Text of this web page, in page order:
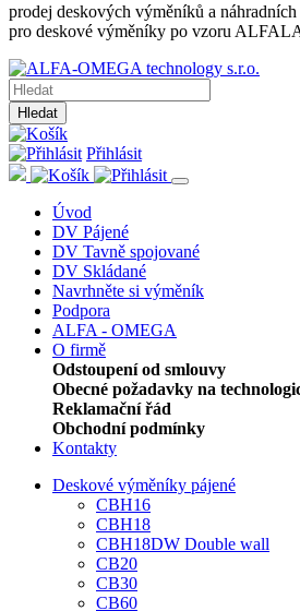
prodej deskových výměníků a
pro deskové výměníky po vzoru
Hledat
Přihlásit
Úvod
DV Pájené
DV Tavně spojované
DV Skládané
Navrhněte si výměník
Podpora
ALFA - OMEGA
O firmě
Odstoupení od smlouvy
Obecné požadavky na
Reklamační řád
Obchodní podmínky
Kontakty
Deskové výměníky pájené
CBH16
CBH18
CBH18DW Double wall
CB20
CB30
CB60